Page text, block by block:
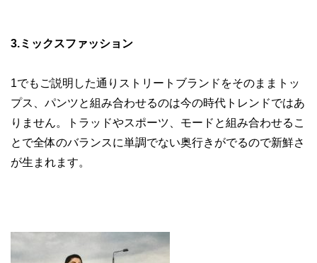
3.ミックスファッション
1でもご説明した通りストリートブランドをそのままトッ
プス、パンツと組み合わせるのは今の時代トレンドではあ
りません。トラッドやスポーツ、モードと組み合わせるこ
とで全体のバランスに単調でない奥行きがでるので新鮮さ
が生まれます。